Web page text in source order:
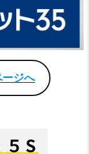
ジへ